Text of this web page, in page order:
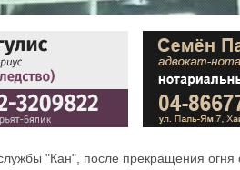
"Кан", после прекращения